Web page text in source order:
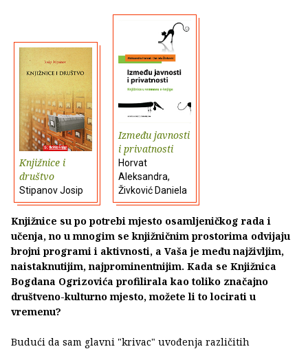
Knjižnice i
društvo
Stipanov Josip
Između javnosti
i privatnosti
Horvat
Aleksandra,
Živković Daniela
Knjižnice su po potrebi mjesto osamljeničkog rada i
učenja, no u mnogim se knjižničnim prostorima odvijaju
brojni programi i aktivnosti, a Vaša je među najživljim,
naistaknutijim, najprominentnijim. Kada se Knjižnica
Bogdana Ogrizovića profilirala kao toliko značajno
društveno-kulturno mjesto, možete li to locirati u
vremenu?
Budući da sam glavni "krivac" uvođenja različitih